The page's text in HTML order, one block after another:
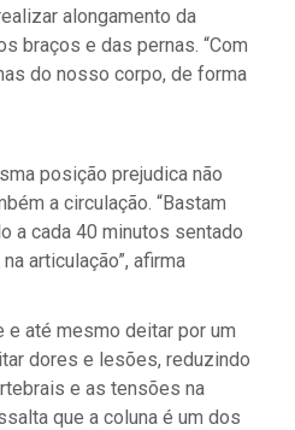
alongamento da
braços e das pernas. “Com
do nosso corpo, de forma
posição prejudica não
a circulação. “Bastam
a cada 40 minutos sentado
articulação”, afirma
e até mesmo deitar por um
dores e lesões, reduzindo
e as tensões na
que a coluna é um dos